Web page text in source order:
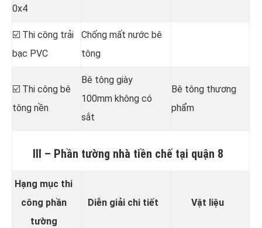
0x4
☑️ Thi công trải
bạc PVC
Chống mất nước bê
tông
☑️ Thi công bê
tông nền
Bê tông giày
100mm không có
sắt
Bê tông thương
phẩm
III – Phần tường nhà tiền chế tại quận 8
Hạng mục thi
công phần
tường
Diễn giải chi tiết Vật liệu